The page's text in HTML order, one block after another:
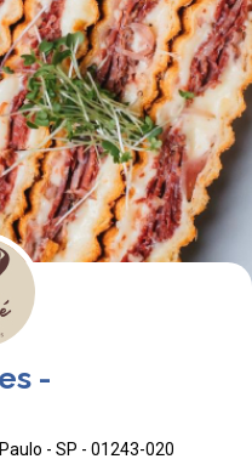
-
- SP - 01243-020